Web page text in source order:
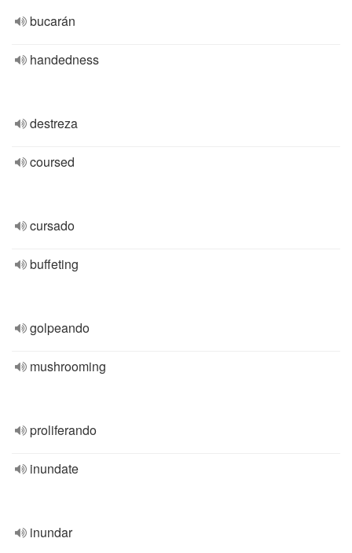
bucarán
handedness
destreza
coursed
cursado
buffeting
golpeando
mushrooming
proliferando
inundate
inundar